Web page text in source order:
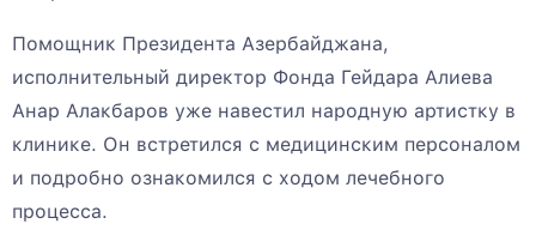
Помощник Президента Азербайджана,
исполнительный директор Фонда Гейдара Алиева
Анар Алакбаров уже навестил народную артистку в
клинике. Он встретился с медицинским персоналом
и подробно ознакомился с ходом лечебного
процесса.